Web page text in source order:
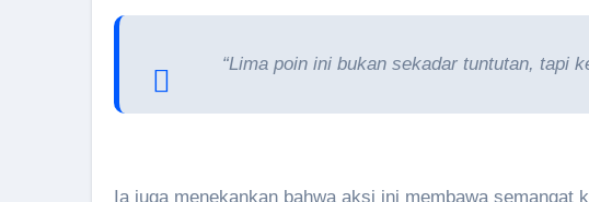
“Lima poin ini bukan sekadar tuntutan, tapi
Ia juga menekankan bahwa aksi ini membawa